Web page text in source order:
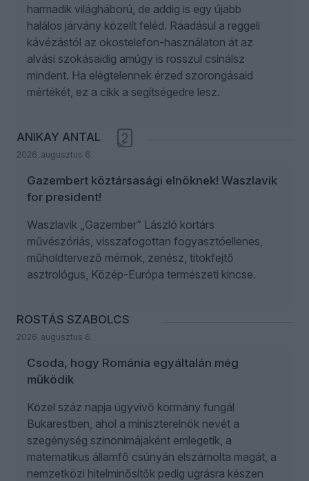
harmadik világháború, de addig is egy újabb
halálos járvány közelít feléd. Ráadásul a reggeli
kávézástól az okostelefon-használaton át az
alvási szokásaidig amúgy is rosszul csinálsz
mindent. Ha elégtelennek érzed szorongásaid
mértékét, ez a cikk a segítségedre lesz.
ANIKAY ANTAL
2026. augusztus 6.
2
Gazembert köztársasági elnöknek! Waszlavik
for president!
Waszlavik „Gazember” László kortárs
művészóriás, visszafogottan fogyasztóellenes,
műholdtervező mérnök, zenész, titokfejtő
asztrológus, Közép-Európa természeti kincse.
ROSTÁS SZABOLCS
2026. augusztus 6.
Csoda, hogy Románia egyáltalán még
működik
Közel száz napja ügyvivő kormány fungál
Bukarestben, ahol a miniszterelnök nevét a
szegénység szinonimájaként emlegetik, a
matematikus államfő csúnyán elszámolta magát, a
nemzetközi hitelminősítők pedig ugrásra készen